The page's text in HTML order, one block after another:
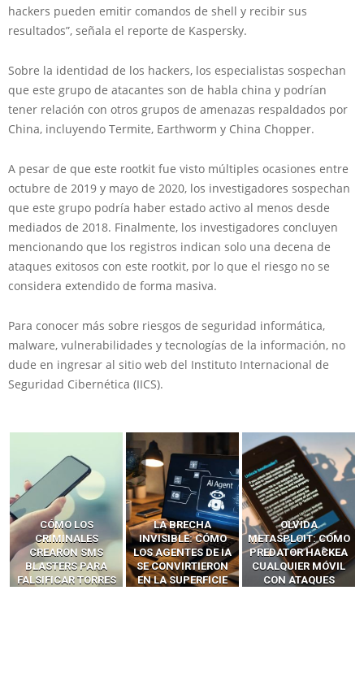
hackers pueden emitir comandos de shell y recibir sus
resultados”, señala el reporte de Kaspersky.
Sobre la identidad de los hackers, los especialistas sospechan
que este grupo de atacantes son de habla china y podrían
tener relación con otros grupos de amenazas respaldados por
China, incluyendo Termite, Earthworm y China Chopper.
A pesar de que este rootkit fue visto múltiples ocasiones entre
octubre de 2019 y mayo de 2020, los investigadores sospechan
que este grupo podría haber estado activo al menos desde
mediados de 2018. Finalmente, los investigadores concluyen
mencionando que los registros indican solo una decena de
ataques exitosos con este rootkit, por lo que el riesgo no se
considera extendido de forma masiva.
Para conocer más sobre riesgos de seguridad informática,
malware, vulnerabilidades y tecnologías de la información, no
dude en ingresar al sitio web del Instituto Internacional de
Seguridad Cibernética (IICS).
LA BRECHA
INVISIBLE: CÓMO
LOS AGENTES DE IA
SE CONVIRTIERON
EN LA SUPERFICIE
OLVIDA
METASPLOIT: CÓMO
PREDATOR HACKEA
CUALQUIER MÓVIL
CON ATAQUES
CÓMO LOS HACKERS
INTERCEPTAN OTPS
Y LLAMADAS
MÓVILES SIN
‘HACKEAR’ — EL